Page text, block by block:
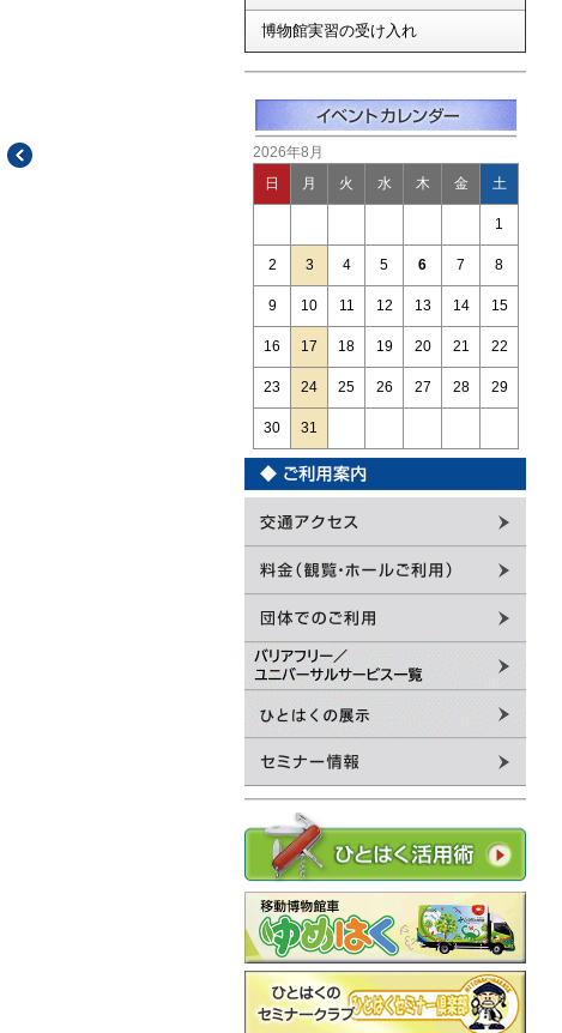
博物館実習の受け入れ
2026年8月
日 月 火 水 木 金 土
1
2 3 4 5 6 7 8
9 10 11 12 13 14 15
16 17 18 19 20 21 22
23 24 25 26 27 28 29
30 31